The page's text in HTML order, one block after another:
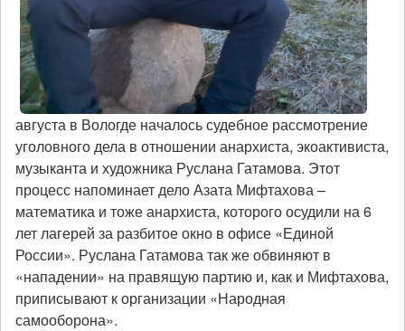
августа в Вологде началось судебное рассмотрение
уголовного дела в отношении анархиста, экоактивиста,
музыканта и художника Руслана Гатамова. Этот
процесс напоминает дело Азата Мифтахова –
математика и тоже анархиста, которого осудили на 6
лет лагерей за разбитое окно в офисе «Единой
России». Руслана Гатамова так же обвиняют в
«нападении» на правящую партию и, как и Мифтахова,
приписывают к организации «Народная
самооборона».